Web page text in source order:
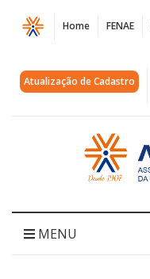
Página
Clube
terá
no
Home FENAE
Atualização de Cadastro
Acessar
página
inicial
MENU